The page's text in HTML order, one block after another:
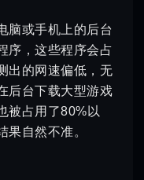
脑或手机上的后台
序，这些程序会占
出的网速偏低，无
后台下载大型游戏
被占用了80%以
果自然不准。